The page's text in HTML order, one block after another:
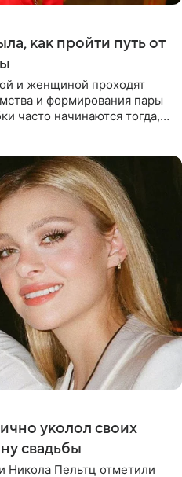
как пройти путь от
и женщиной проходят
и формирования пары
часто начинаются тогда,
уколол своих
свадьбы
Никола Пельтц отметили